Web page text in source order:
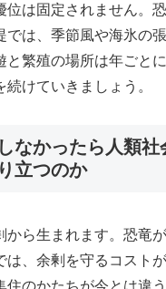
位は固定されません。
では、季節風や海氷の
と繁殖の場所は年ごと
けていきましょう。
なかったら人類社
立つのか
から生まれます。恐竜
は、余剰を守るコスト
住のかたちが今とは違